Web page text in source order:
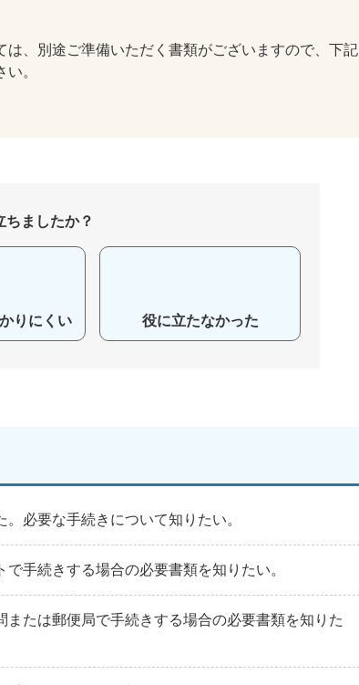
、別途ご準備いただく書類がございますので、下記
。
ちましたか？
りにくい 役に立たなかった
必要な手続きについて知りたい。
手続きする場合の必要書類を知りたい。
または郵便局で手続きする場合の必要書類を知りた